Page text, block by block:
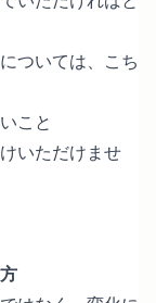
ついては、 こち
こと
いただけませ